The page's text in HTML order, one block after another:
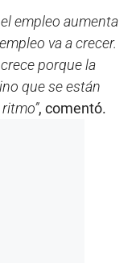
empleo aumenta
va a crecer.
porque la
que se están
, comentó.